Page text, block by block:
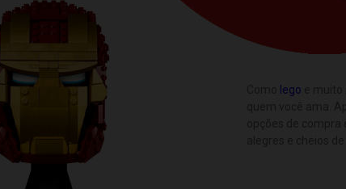
lego